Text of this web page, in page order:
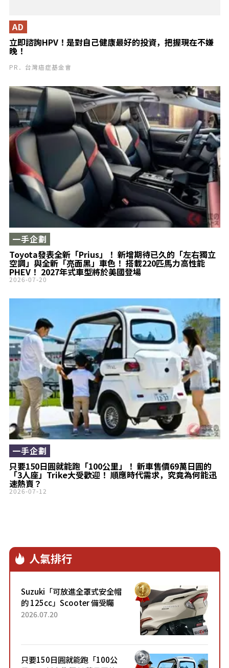
立即諮詢HPV！是對自己健康最好的投資，把握現在不嫌
晚！
AD
PR．台灣癌症基金會
Toyota發表全新「Prius」！ 新增期待已久的「左右獨立
空調」與全新「亮面黑」車色！ 搭載220匹馬力高性能
PHEV！ 2027年式車型將於美國登場
一手企劃
2026-07-20
只要150日圓就能跑「100公里」！ 新車售價69萬日圓的
「3人座」Trike大受歡迎！ 順應時代需求，究竟為何能迅
速熱賣？
一手企劃
2026-07-12
人氣排行
Suzuki「可放進全罩式安全帽
的 125cc」Scooter 備受矚
目！採用全新流線設計與各項
2026.07.20
只要150日圓就能跑「100公